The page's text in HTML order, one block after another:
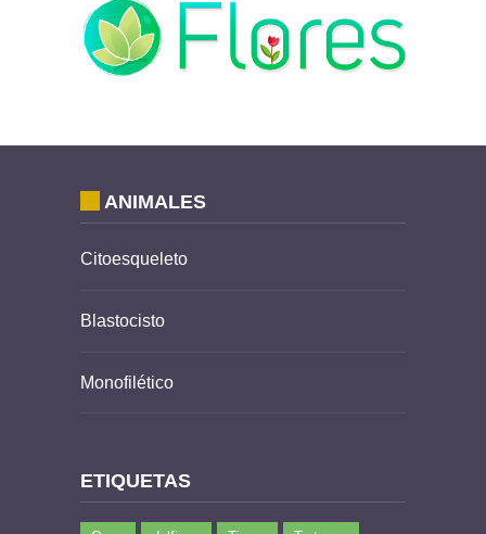
ANIMALES
Citoesqueleto
Blastocisto
Monofilético
ETIQUETAS